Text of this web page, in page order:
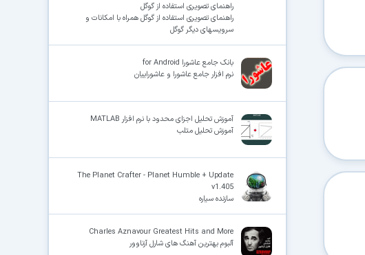
راهنمای تصویری استفاده از گوگل
راهنمای تصویری استفاده از گوگل همراه با امکانات و
سرویسهای دیگر گوگل
بانک جامع عاشورا for Android
نرم افزار جامع عاشورا و عاشوراییان
آموزش تحلیل اجزای محدود با نرم افزار MATLAB
آموزش تحلیل متلب
The Planet Crafter - Planet Humble + Update
v1.405
سازنده سیاره
Charles Aznavour Greatest Hits and More
آلبوم بهترین آهنگ های شارل آزناوور